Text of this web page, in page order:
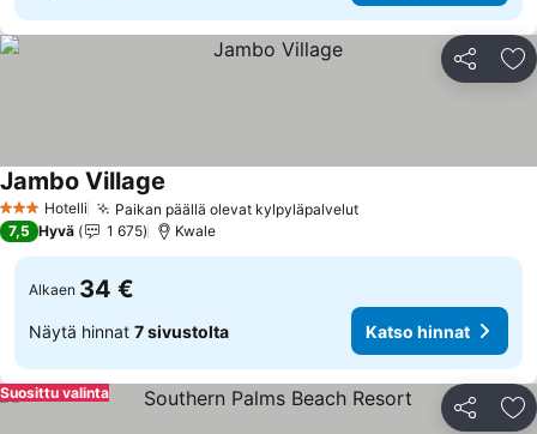
Jaa
3 Tähtiluokitus
Hotelli Paikan päällä olevat kylpyläpalvelutKatso hinnat
Jambo Village
7,5 Hyvä 1 675 Kwale
Alkaen 34 €
Näytä hinnat 7 sivustolta Katso hinnat
Jaa
Suosittu valinta